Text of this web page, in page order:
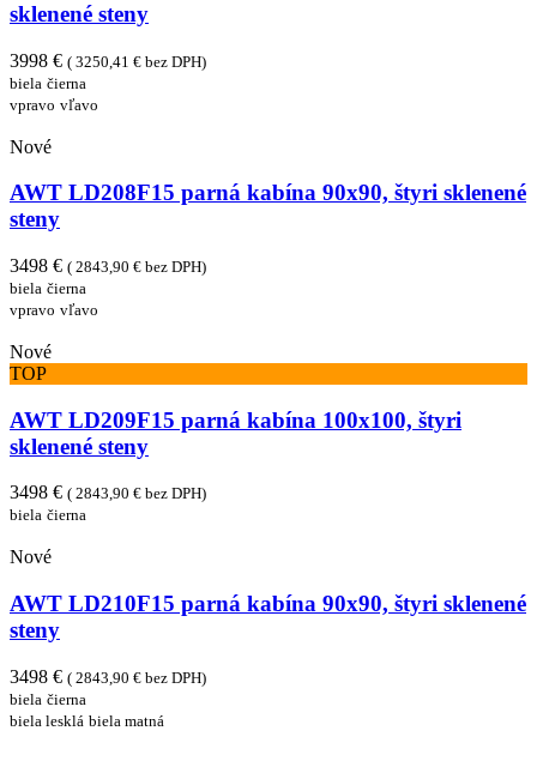
sklenené steny
3998 € ( 3250,41 € bez DPH)
biela čierna
vpravo vľavo
Nové
AWT LD208F15 parná kabína 90x90, štyri sklenené
steny
3498 € ( 2843,90 € bez DPH)
biela čierna
vpravo vľavo
Nové
TOP
AWT LD209F15 parná kabína 100x100, štyri
sklenené steny
3498 € ( 2843,90 € bez DPH)
biela čierna
Nové
AWT LD210F15 parná kabína 90x90, štyri sklenené
steny
3498 € ( 2843,90 € bez DPH)
biela čierna
biela lesklá biela matná